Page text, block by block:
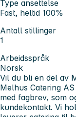
Type ansettelse
Fast, heltid 100%
Antall stillinger
1
Arbeidsspråk
Norsk
Vil du bli en del av
Melhus Catering
med fagbrev, som
kundekontakt. Vi